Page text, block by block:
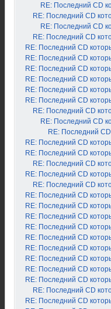
RE: Последний CD
RE: Последний CD
RE: Последний CD
RE: Последний CD
RE: Последний CD
RE: Последний CD
RE: Последний CD
RE: Последний CD
RE: Последний CD
RE: Последний CD
RE: Последний CD
RE: Последний CD
RE: Последний
RE: Последний CD
RE: Последний CD
RE: Последний CD
RE: Последний CD
RE: Последний CD
RE: Последний CD
RE: Последний CD
RE: Последний CD
RE: Последний CD
RE: Последний CD
RE: Последний CD
RE: Последний CD
RE: Последний CD
RE: Последний CD
RE: Последний CD
RE: Последний CD